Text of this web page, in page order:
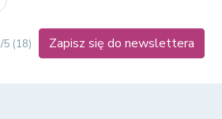
5 (18) Zapisz się do newslettera